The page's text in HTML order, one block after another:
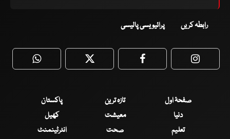
رابطہ کریں پرائیویسی پالیسی
WhatsApp Twitter Facebook
صفحۂ اول تازہ ترین
پاکستان
دنیا
معیشت
کھیل
تعلیم
صحت انٹرٹینمنٹ